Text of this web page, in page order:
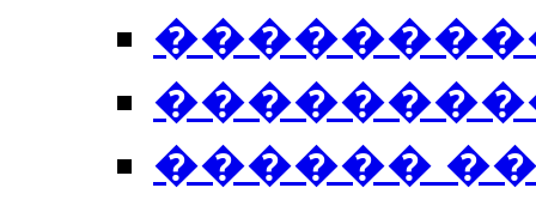
������